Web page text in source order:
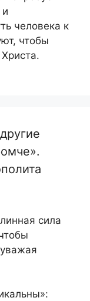
и
человека к
чтобы
сила